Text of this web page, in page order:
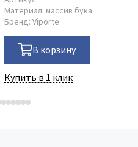
Материал: массив бука
Бренд: Viporte
В корзину
Купить в 1 клик